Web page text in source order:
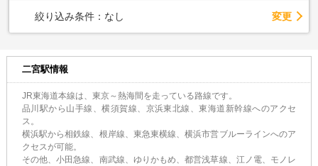
絞り込み条件： なし 変更
二宮駅情報
JR東海道本線は、東京～熱海間を走っている路線です。
品川駅から山手線、横須賀線、京浜東北線、東海道新幹線へのアクセ
ス。
横浜駅から相鉄線、根岸線、東急東横線、横浜市営ブルーラインへのア
クセスが可能。
その他、小田急線、南武線、ゆりかもめ、都営浅草線、江ノ電、モノレ